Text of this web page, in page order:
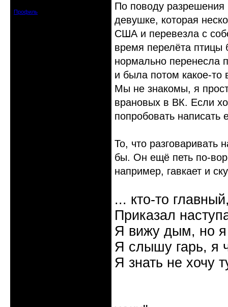
Профиль
По поводу
девушке, которая
США и перевезла с
время перелёта птицы
нормально перенесла
и была потом какое-то
Мы не знакомы, я
врановых в ВК. Если
попробовать написать
То, что разговаривать
бы. Он ещё петь по-
например, гавкает и
... кто-то
Приказал
Я вижу дым, но
Я слышу гарь, я
Я знать не хочу